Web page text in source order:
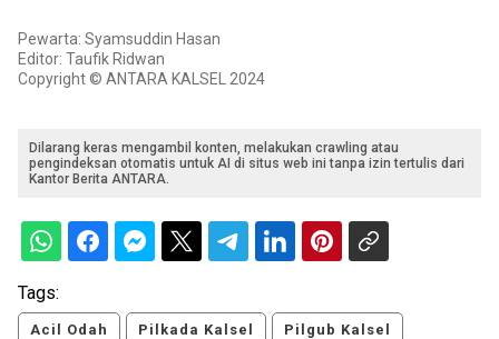
Pewarta: Syamsuddin Hasan
Editor: Taufik Ridwan
Copyright © ANTARA KALSEL 2024
Dilarang keras mengambil konten, melakukan crawling atau
pengindeksan otomatis untuk AI di situs web ini tanpa izin tertulis dari
Kantor Berita ANTARA.
Tags:
Acil Odah Pilkada Kalsel Pilgub Kalsel